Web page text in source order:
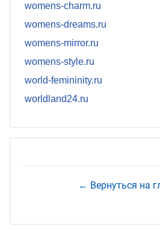
womens-charm.ru
womens-dreams.ru
womens-mirror.ru
womens-style.ru
world-femininity.ru
worldland24.ru
← Вернуться на